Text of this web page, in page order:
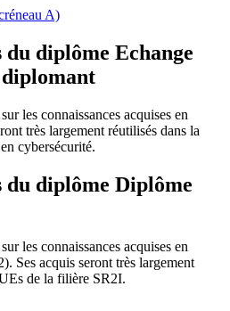
A)
du diplôme Echange
les connaissances acquises en
très largement réutilisés dans la
cybersécurité.
du diplôme Diplôme
les connaissances acquises en
Ses acquis seront très largement
de la filière SR2I.